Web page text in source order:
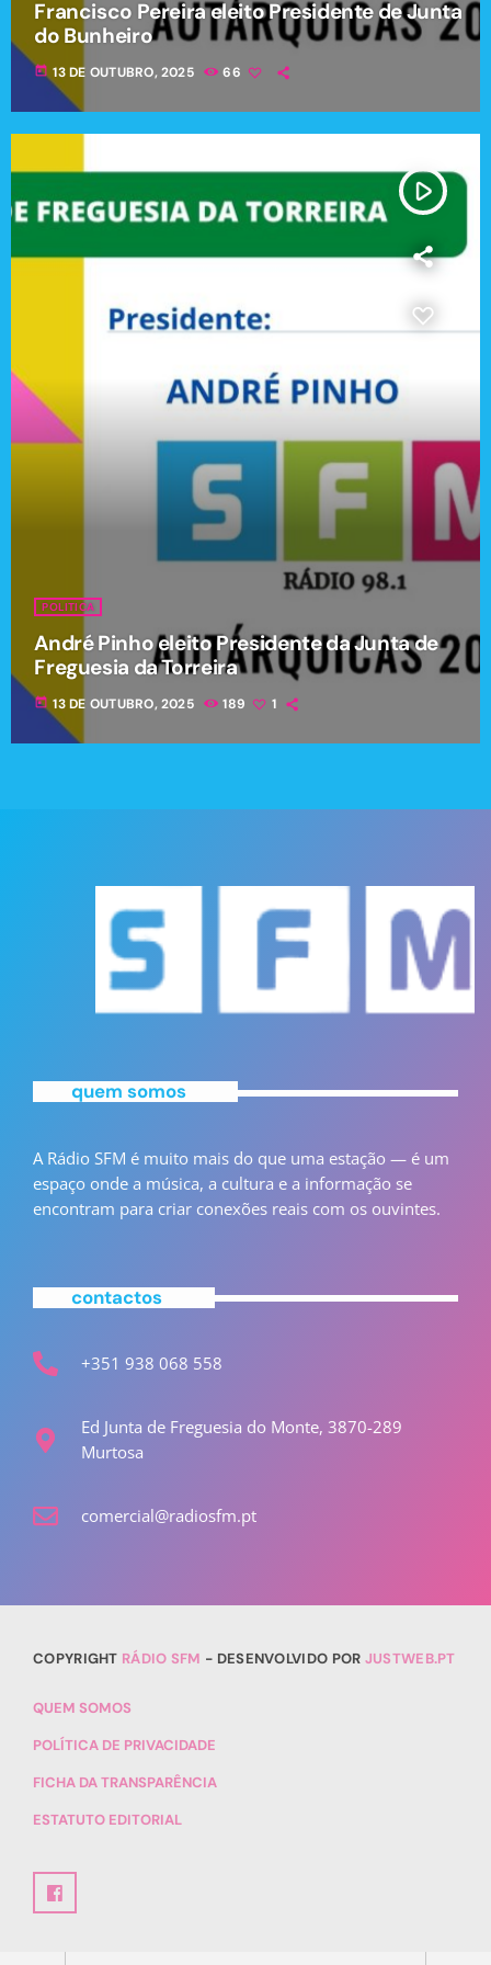
Francisco Pereira eleito Presidente de Junta
do Bunheiro
today 13 DE OUTUBRO, 2025 66
play_arrow
POLITICA
André Pinho eleito Presidente da Junta de
Freguesia da Torreira
today 13 DE OUTUBRO, 2025 189 1
quem somos
A Rádio SFM é muito mais do que uma estação — é um
espaço onde a música, a cultura e a informação se
encontram para criar conexões reais com os ouvintes.
contactos
+351 938 068 558
Ed Junta de Freguesia do Monte, 3870-289
Murtosa
comercial@radiosfm.pt
COPYRIGHT RÁDIO SFM - DESENVOLVIDO POR JUSTWEB.PT
QUEM SOMOS
POLÍTICA DE PRIVACIDADE
FICHA DA TRANSPARÊNCIA
ESTATUTO EDITORIAL